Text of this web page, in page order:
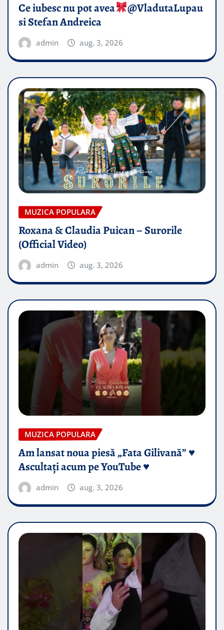
Ce iubesc nu pot avea
​@VladutaLupau
si Stefan Andreica
admin aug. 3, 2026
MUZICA POPULARA
Roxana & Claudia Puican – Surorile
(Official Video)
admin aug. 3, 2026
MUZICA POPULARA
Am lansat noua piesă „Fata Gilivană” ♥️
Ascultați acum pe YouTube ♥️
admin aug. 3, 2026